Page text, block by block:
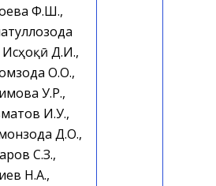
Ф.Ш.,
Исҳоқӣ Д.И.,
О.О.,
У.Р.,
И.У.,
Д.О.,
С.З.,
Н.А.,